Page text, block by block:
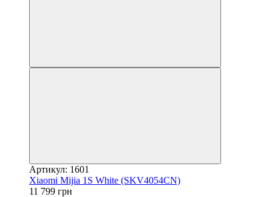
Артикул: 1601
Xiaomi Mijia 1S White (SKV4054CN)
11 799 грн